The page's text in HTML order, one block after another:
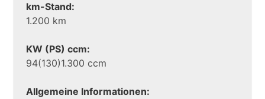
km-Stand:
1.200 km
KW (PS) ccm:
94(130)1.300 ccm
Allgemeine Informationen: